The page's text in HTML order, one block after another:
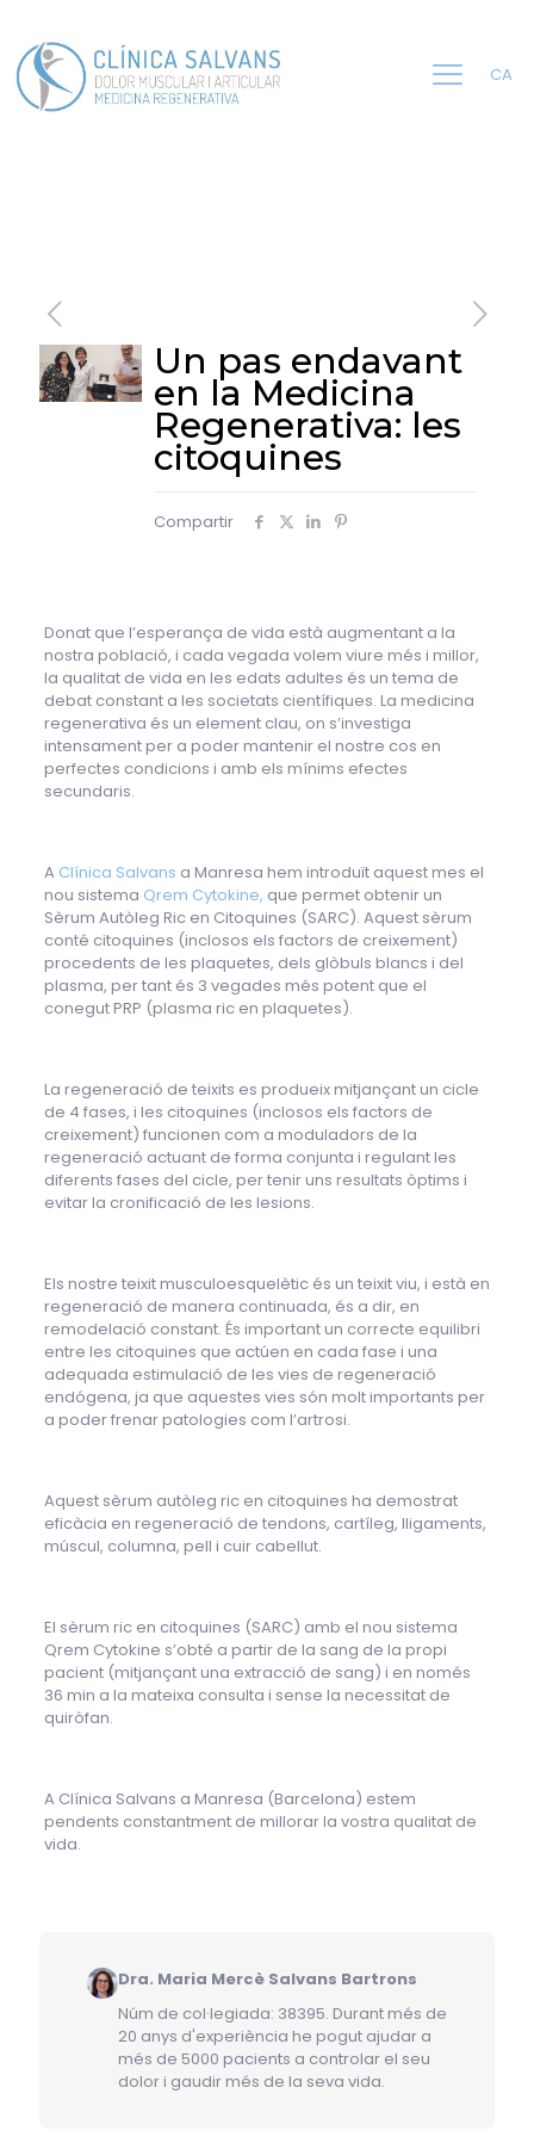
CA
Un pas endavant
en la Medicina
Regenerativa: les
citoquines
Compartir
Donat que l’esperança de vida està augmentant a la
nostra població, i cada vegada volem viure més i millor,
la qualitat de vida en les edats adultes és un tema de
debat constant a les societats científiques. La medicina
regenerativa és un element clau, on s’investiga
intensament per a poder mantenir el nostre cos en
perfectes condicions i amb els mínims efectes
secundaris.
A Clínica Salvans a Manresa hem introduït aquest mes el
nou sistema Qrem Cytokine, que permet obtenir un
Sèrum Autòleg Ric en Citoquines (SARC). Aquest sèrum
conté citoquines (inclosos els factors de creixement)
procedents de les plaquetes, dels glòbuls blancs i del
plasma, per tant és 3 vegades més potent que el
conegut PRP (plasma ric en plaquetes).
La regeneració de teixits es produeix mitjançant un cicle
de 4 fases, i les citoquines (inclosos els factors de
creixement) funcionen com a moduladors de la
regeneració actuant de forma conjunta i regulant les
diferents fases del cicle, per tenir uns resultats òptims i
evitar la cronificació de les lesions.
Els nostre teixit musculoesquelètic és un teixit viu, i està en
regeneració de manera continuada, és a dir, en
remodelació constant. És important un correcte equilibri
entre les citoquines que actúen en cada fase i una
adequada estimulació de les vies de regeneració
endógena, ja que aquestes vies són molt importants per
a poder frenar patologies com l’artrosi.
Aquest sèrum autòleg ric en citoquines ha demostrat
eficàcia en regeneració de tendons, cartíleg, lligaments,
múscul, columna, pell i cuir cabellut.
El sèrum ric en citoquines (SARC) amb el nou sistema
Qrem Cytokine s’obté a partir de la sang de la propi
pacient (mitjançant una extracció de sang) i en només
36 min a la mateixa consulta i sense la necessitat de
quiròfan.
A Clínica Salvans a Manresa (Barcelona) estem
pendents constantment de millorar la vostra qualitat de
vida.
Dra. Maria Mercè Salvans Bartrons
Núm de col·legiada: 38395. Durant més de
20 anys d'experiència he pogut ajudar a
més de 5000 pacients a controlar el seu
dolor i gaudir més de la seva vida.